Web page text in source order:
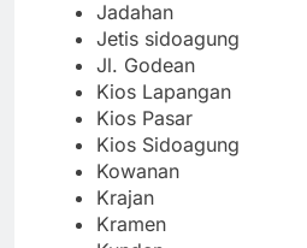
Jadahan
Jetis sidoagung
Jl. Godean
Kios Lapangan
Kios Pasar
Kios Sidoagung
Kowanan
Krajan
Kramen